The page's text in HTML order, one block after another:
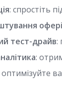
: спростіть
тест-драйв:
:
оптимізуйте